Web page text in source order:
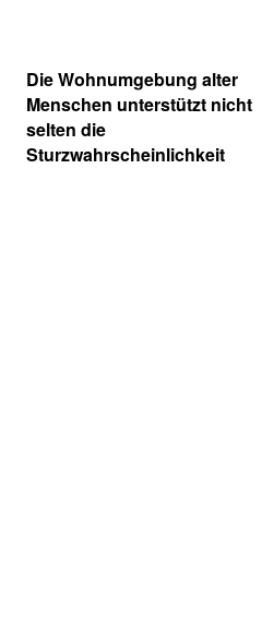
Die Wohnumgebung alter
Menschen unterstützt nicht
selten die
Sturzwahrscheinlichkeit